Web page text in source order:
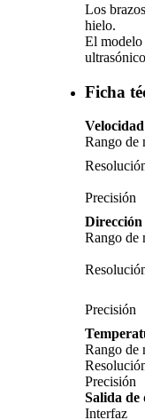
Los
hielo.
El modelo
Ficha
Rango de
Precisión
Dirección
Rango de
Precisión
Rango de
Precisión
Salida de
Interfaz